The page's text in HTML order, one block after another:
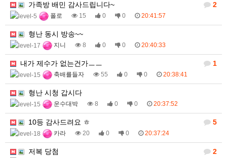
2
가족방 배민 감사드립니다~
폴로 15 0 0 20:41:57
형난 동시 방송~~
지니 8 0 0 20:40:33
1
내가 제수가 없는건가ㅡㅡ
축배를들자 55 0 0 20:38:41
형난 시청 갑시다
운수대박 8 0 0 20:37:52
5
10등 감사드려요 ㅎ
카라 20 0 0 20:37:24
2
저복 당첨